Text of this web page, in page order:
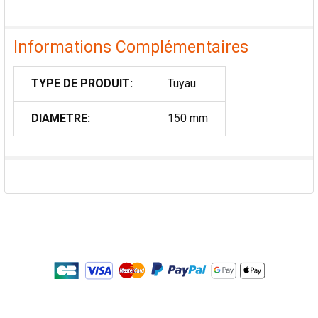
Informations Complémentaires
TYPE DE PRODUIT: Tuyau
DIAMETRE: 150 mm